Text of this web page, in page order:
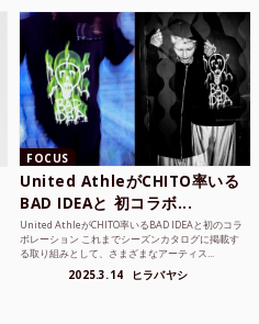
FOCUS
United AthleがCHITO率いる
BAD IDEAと 初コラボ...
United AthleがCHITO率いるBAD IDEAと初のコラ
ボレーション これまでシーズンカタログに掲載す
る取り組みとして、さまざまなアーティス...
2025.3.14 ヒラバヤシ